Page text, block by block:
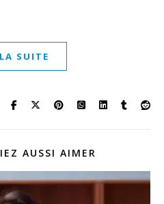
SUITE
AUSSI AIMER